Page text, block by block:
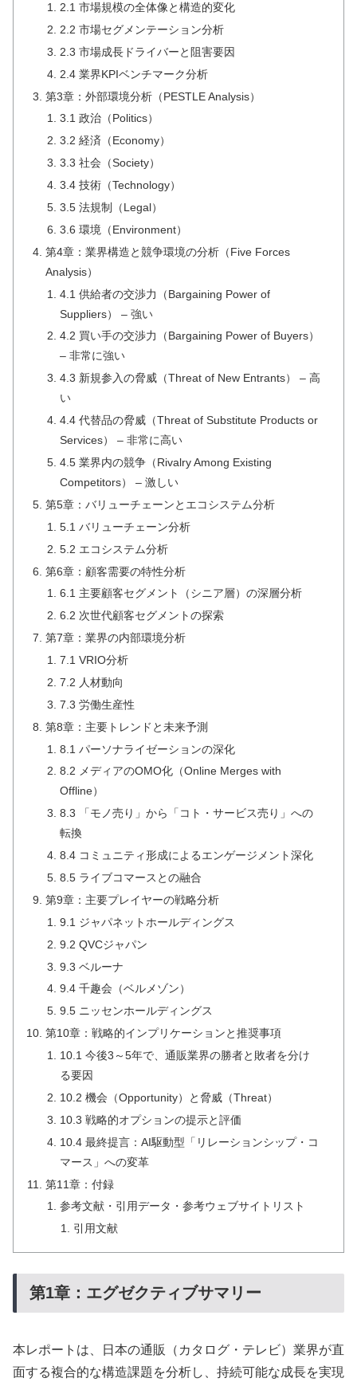
2.1 市場規模の全体像と構造的変化
2.2 市場セグメンテーション分析
2.3 市場成長ドライバーと阻害要因
2.4 業界KPIベンチマーク分析
第3章：外部環境分析（PESTLE Analysis）
3.1 政治（Politics）
3.2 経済（Economy）
3.3 社会（Society）
3.4 技術（Technology）
3.5 法規制（Legal）
3.6 環境（Environment）
第4章：業界構造と競争環境の分析（Five Forces
Analysis）
4.1 供給者の交渉力（Bargaining Power of
Suppliers） – 強い
4.2 買い手の交渉力（Bargaining Power of Buyers）
– 非常に強い
4.3 新規参入の脅威（Threat of New Entrants） – 高
い
4.4 代替品の脅威（Threat of Substitute Products or
Services） – 非常に高い
4.5 業界内の競争（Rivalry Among Existing
Competitors） – 激しい
第5章：バリューチェーンとエコシステム分析
5.1 バリューチェーン分析
5.2 エコシステム分析
第6章：顧客需要の特性分析
6.1 主要顧客セグメント（シニア層）の深層分析
6.2 次世代顧客セグメントの探索
第7章：業界の内部環境分析
7.1 VRIO分析
7.2 人材動向
7.3 労働生産性
第8章：主要トレンドと未来予測
8.1 パーソナライゼーションの深化
8.2 メディアのOMO化（Online Merges with
Offline）
8.3 「モノ売り」から「コト・サービス売り」への
転換
8.4 コミュニティ形成によるエンゲージメント深化
8.5 ライブコマースとの融合
第9章：主要プレイヤーの戦略分析
9.1 ジャパネットホールディングス
9.2 QVCジャパン
9.3 ベルーナ
9.4 千趣会（ベルメゾン）
9.5 ニッセンホールディングス
第10章：戦略的インプリケーションと推奨事項
10.1 今後3～5年で、通販業界の勝者と敗者を分け
る要因
10.2 機会（Opportunity）と脅威（Threat）
10.3 戦略的オプションの提示と評価
10.4 最終提言：AI駆動型「リレーションシップ・コ
マース」への変革
第11章：付録
参考文献・引用データ・参考ウェブサイトリスト
引用文献
第1章：エグゼクティブサマリー
本レポートは、日本の通販（カタログ・テレビ）業界が直
面する複合的な構造課題を分析し、持続可能な成長を実現